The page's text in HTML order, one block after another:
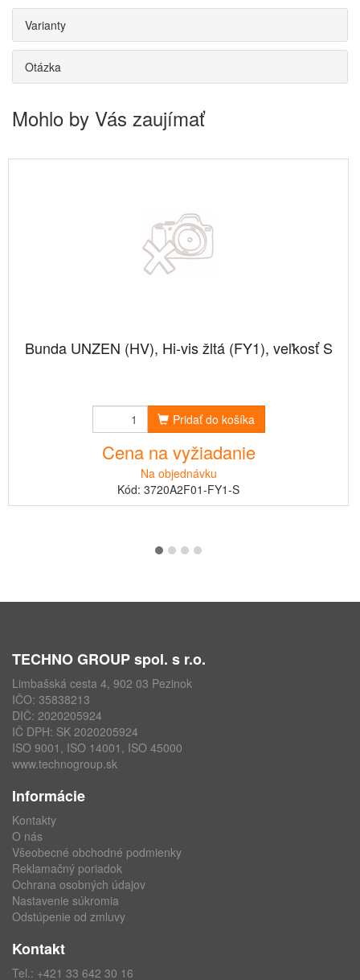
Varianty
Otázka
Mohlo by Vás zaujímať
Bunda UNZEN (HV), Hi-vis žltá (FY1), veľkosť S
Pridať do košíka
Cena na vyžiadanie
Na objednávku
Kód: 3720A2F01-FY1-S
TECHNO GROUP spol. s r.o.
Limbašská cesta 4, 902 03 Pezinok
IČO: 35838213
DIČ: 2020205924
IČ DPH: SK 2020205924
ISO 9001, ISO 14001, ISO 45000
www.technogroup.sk
Informácie
Kontakty
O nás
Všeobecné obchodné podmienky
Reklamačný poriadok
Ochrana osobných údajov
Nastavenie súkromia
Odstúpenie od zmluvy
Kontakt
Tel.: +421 33 642 30 16